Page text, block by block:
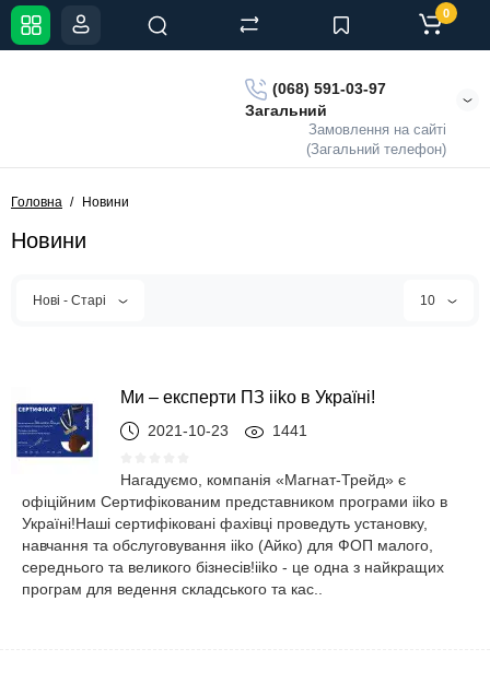
(068) 591-03-97
Загальний
Замовлення на сайті
(Загальний телефон)
0
Головна Новини
Новини
Нові - Старі 10
Ми – експерти ПЗ iiko в Україні!
2021-10-23 1441
Нагадуємо, компанія «Магнат-Трейд» є
офіційним Сертифікованим представником програми iiko в
Україні!Наші сертифіковані фахівці проведуть установку,
навчання та обслуговування iiko (Айко) для ФОП малого,
середнього та великого бізнесів!iiko - це одна з найкращих
програм для ведення складського та кас..